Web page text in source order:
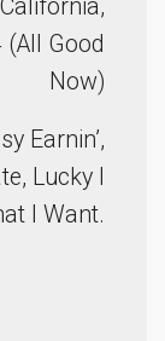
(All Good
Now)
Earnin’,
Lucky I
I Want.